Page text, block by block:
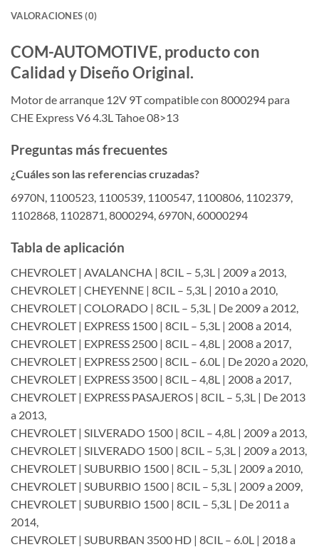
VALORACIONES (0)
COM-AUTOMOTIVE, producto con
Calidad y Diseño Original.
Motor de arranque 12V 9T compatible con 8000294 para
CHE Express V6 4.3L Tahoe 08>13
Preguntas más frecuentes
¿Cuáles son las referencias cruzadas?
6970N, 1100523, 1100539, 1100547, 1100806, 1102379,
1102868, 1102871, 8000294, 6970N, 60000294
Tabla de aplicación
CHEVROLET | AVALANCHA | 8CIL – 5,3L | 2009 a 2013,
CHEVROLET | CHEYENNE | 8CIL – 5,3L | 2010 a 2010,
CHEVROLET | COLORADO | 8CIL – 5,3L | De 2009 a 2012,
CHEVROLET | EXPRESS 1500 | 8CIL – 5,3L | 2008 a 2014,
CHEVROLET | EXPRESS 2500 | 8CIL – 4,8L | 2008 a 2017,
CHEVROLET | EXPRESS 2500 | 8CIL – 6.0L | De 2020 a 2020,
CHEVROLET | EXPRESS 3500 | 8CIL – 4,8L | 2008 a 2017,
CHEVROLET | EXPRESS PASAJEROS | 8CIL – 5,3L | De 2013
a 2013,
CHEVROLET | SILVERADO 1500 | 8CIL – 4,8L | 2009 a 2013,
CHEVROLET | SILVERADO 1500 | 8CIL – 5,3L | 2009 a 2013,
CHEVROLET | SUBURBIO 1500 | 8CIL – 5,3L | 2009 a 2010,
CHEVROLET | SUBURBIO 1500 | 8CIL – 5,3L | 2009 a 2009,
CHEVROLET | SUBURBIO 1500 | 8CIL – 5,3L | De 2011 a
2014,
CHEVROLET | SUBURBAN 3500 HD | 8CIL – 6.0L | 2018 a